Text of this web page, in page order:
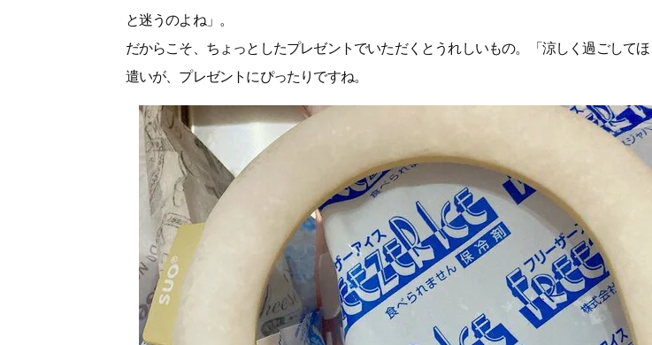
と迷うのよね」。
だからこそ、ちょっとしたプレゼントでいただくとうれしいもの。「涼しく過ごして
遣いが、プレゼントにぴったりですね。